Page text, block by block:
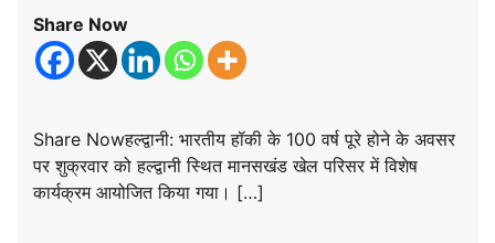
Share Now
Share Nowहल्द्वानी: भारतीय हॉकी के 100 वर्ष पूरे होने के अवसर
पर शुक्रवार को हल्द्वानी स्थित मानसखंड खेल परिसर में विशेष
कार्यक्रम आयोजित किया गया। […]